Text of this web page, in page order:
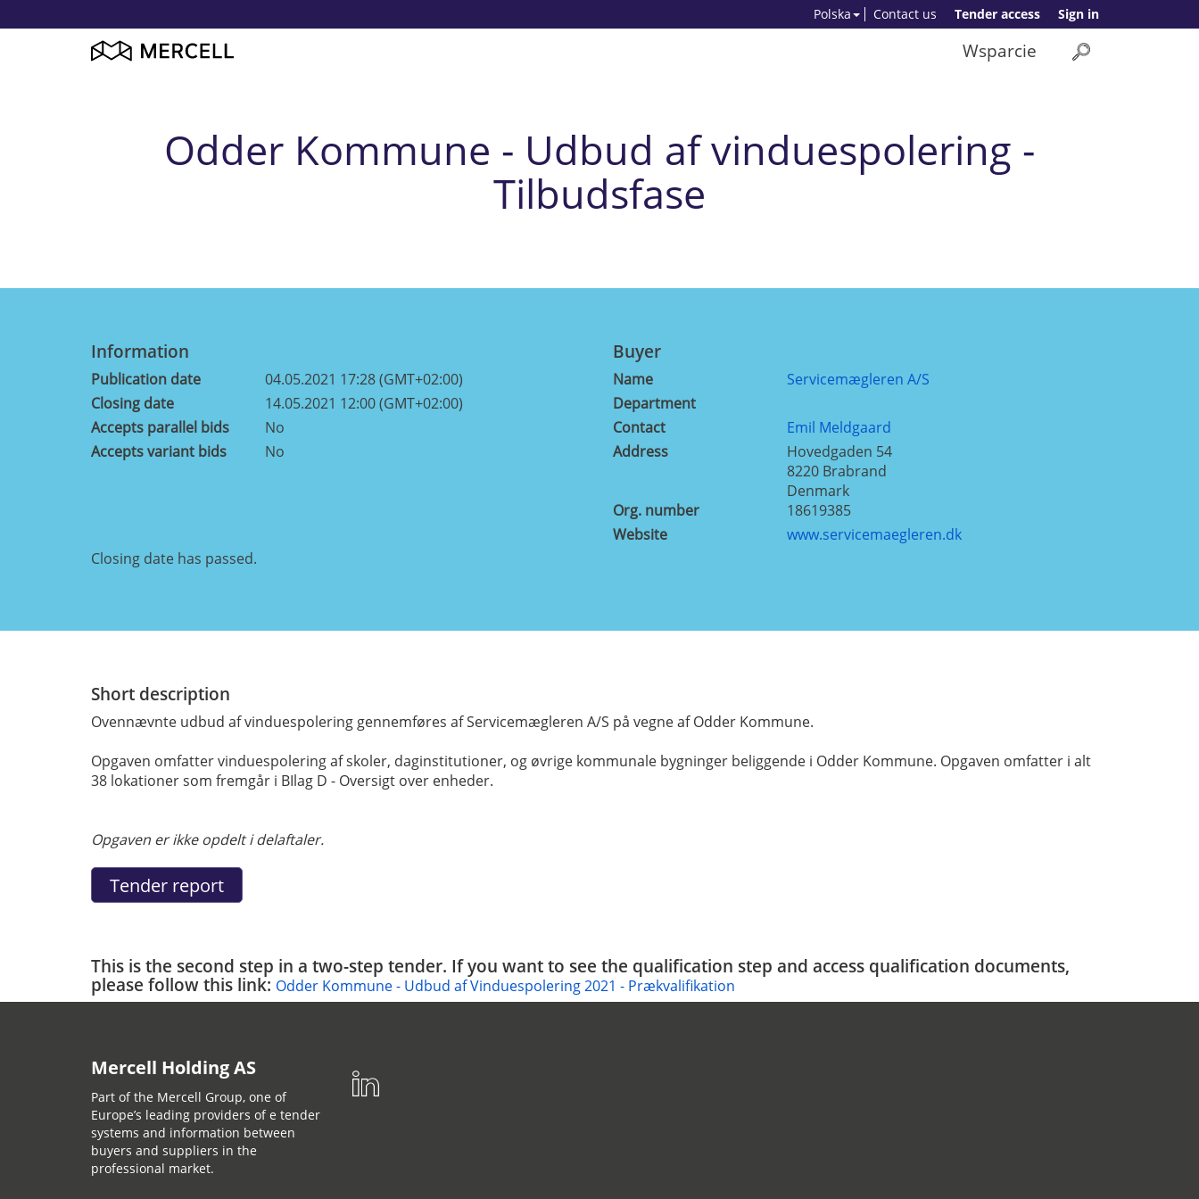
Sign in
Tender access
Contact us
Polska
Wsparcie
Odder Kommune - Udbud af vinduespolering -
Tilbudsfase
Information
Publication date
04.05.2021 17:28 (GMT+02:00)
Closing date
14.05.2021 12:00 (GMT+02:00)
Accepts parallel bids
No
Accepts variant bids
No
Buyer
Name
Servicemægleren A/S
Department
Contact
Emil Meldgaard
Address
Hovedgaden 54
8220 Brabrand
Denmark
Org. number
18619385
Website
www.servicemaegleren.dk
Closing date has passed.
Short description
Ovennævnte udbud af vinduespolering gennemføres af Servicemægleren A/S på vegne af Odder Kommune.
Opgaven omfatter vinduespolering af skoler, daginstitutioner, og øvrige kommunale bygninger beliggende i Odder Kommune. Opgaven omfatter i alt
38 lokationer som fremgår i BIlag D - Oversigt over enheder.
Opgaven er ikke opdelt i delaftaler.
This is the second step in a two-step tender. If you want to see the qualification step and access qualification documents,
please follow this link: Odder Kommune - Udbud af Vinduespolering 2021 - Prækvalifikation
Mercell Holding AS
Part of the Mercell Group, one of
Europe’s leading providers of e tender
systems and information between
buyers and suppliers in the
professional market.